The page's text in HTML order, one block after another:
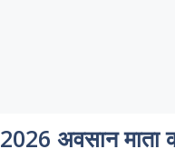
2026 अवसान माता